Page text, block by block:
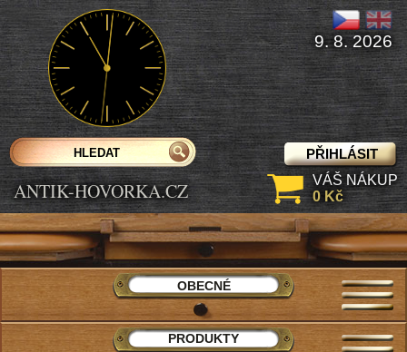
ANTIK-HOVORKA.CZ
PŘIHLÁSIT
9. 8. 2026
VÁŠ NÁKUP
0 Kč
OBECNÉ
PRODUKTY